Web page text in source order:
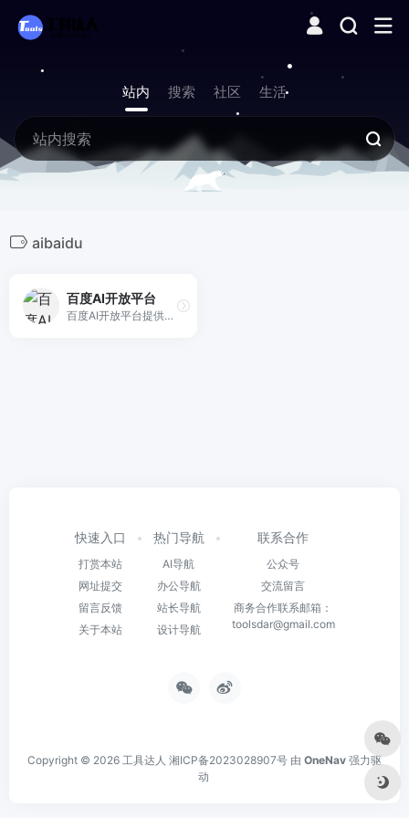
站内 搜索 社区 生活
aibaidu
百度AI开放平台
百度AI开放平台提供全球领先的语音、图像、NLP等多项人工智能技术，开放对话式人工智能系统、智能驾驶系统两大行业生态，共享AI领域最新的应用场景和解决方案，帮您提升竞争力，开创未来。
快速入口
打赏本站
网址提交
留言反馈
关于本站
热门导航
AI导航
办公导航
站长导航
设计导航
联系合作
公众号
交流留言
商务合作联系邮箱：
toolsdar@gmail.com
Copyright © 2026 工具达人 湘ICP备2023028907号 由 OneNav 强力驱
动